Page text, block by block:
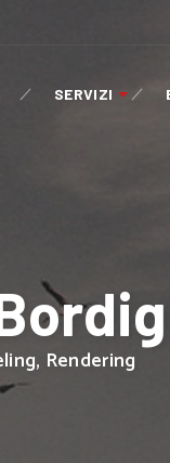
SERVIZI
Rendering